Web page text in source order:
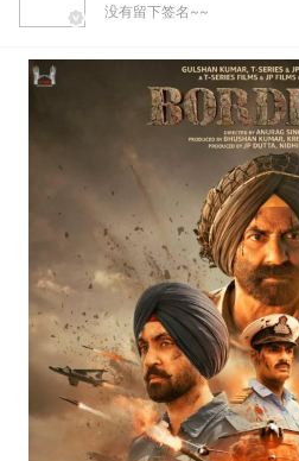
没有留下签名~~